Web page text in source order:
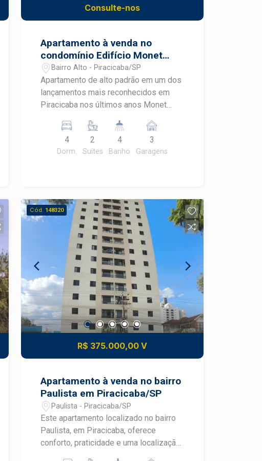
Consulte-nos
Apartamento à venda no
condomínio Edifício Monet
Residencial
Bairro Alto - Piracicaba/SP
Apartamento de alto padrão em um dos
lançamentos mais reconhecidos em
Piracicaba nos últimos anos Monet
composição ampla área de lazer com
piscina, quadra, espaço gourmet,
cozinha gourmet, sauna, salão de
apartamento em torre única está
próximo ao Centro da cidade e tem fácil
acesso a um dos principais corredores
comerciais de Piracicaba, a Avenida
Independência. - 202,37m² de área útil;
- 4 dormitórios, sendo 2 suítes e 1
master com closet; - Banheiro amplo
com banheira de imersão; - Hall de
entrada; - Escritório; - Sala de estar
integrada a sacada e ao espaço
gourmet; - 32m² de sacada gourmet; -
4
Dorm.
2
Suítes
4
Banho
3
Garagens
Cód. 148320
R$ 375.000,00 V
Apartamento à venda no bairro
Paulista em Piracicaba/SP
Paulista - Piracicaba/SP
Este apartamento localizado no bairro
Paulista, em Piracicaba, oferece
conforto, praticidade e uma localização